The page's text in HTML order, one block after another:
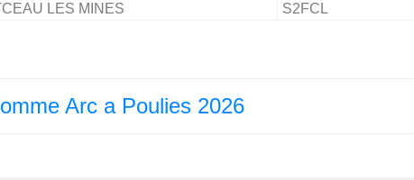
LES MINES S2FCL
Arc a Poulies 2026